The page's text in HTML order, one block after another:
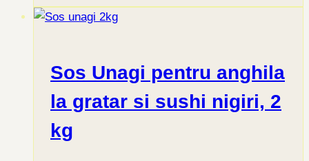
Sos Unagi pentru anghila
la gratar si sushi nigiri, 2
kg